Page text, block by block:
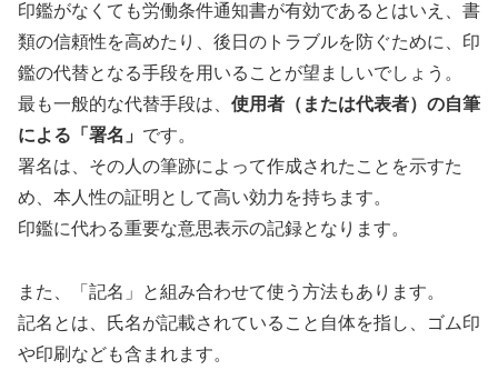
印鑑がなくても労働条件通知書が有効であるとはいえ、書
類の信頼性を高めたり、後日のトラブルを防ぐために、印
鑑の代替となる手段を用いることが望ましいでしょう。
最も一般的な代替手段は、 使用者（または代表者）の自筆
による「署名」 です。
署名は、その人の筆跡によって作成されたことを示すた
め、本人性の証明として高い効力を持ちます。
印鑑に代わる重要な意思表示の記録となります。
また、「記名」と組み合わせて使う方法もあります。
記名とは、氏名が記載されていること自体を指し、ゴム印
や印刷なども含まれます。